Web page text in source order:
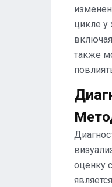
цикле у
также
оценку